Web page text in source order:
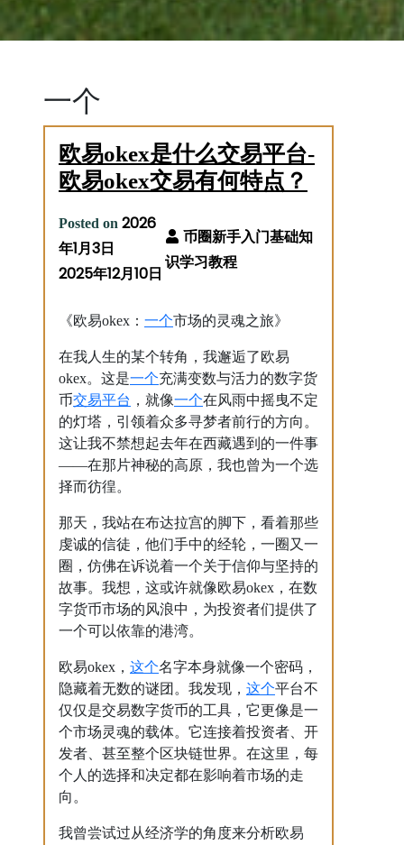
一个
欧易okex是什么交易平台-
欧易okex交易有何特点？
Posted on 2026
年1月3日
2025年12月10日
《欧易okex： 一个市场的灵魂之旅》
在我人生的某个转角，我邂逅了欧易
okex。这是一个充满变数与活力的数字货
币交易平台 ，就像一个在风雨中摇曳不定
的灯塔，引领着众多寻梦者前行的方向。
这让我不禁想起去年在西藏遇到的一件事
——在那片神秘的高原，我也曾为一个选
择而彷徨。
那天，我站在布达拉宫的脚下，看着那些
虔诚的信徒，他们手中的经轮，一圈又一
圈，仿佛在诉说着一个关于信仰与坚持的
故事。我想，这或许就像欧易okex，在数
字货币市场的风浪中，为投资者们提供了
一个可以依靠的港湾。
欧易okex， 这个名字本身就像一个密码，
隐藏着无数的谜团。我发现， 这个平台不
仅仅是交易数字货币的工具，它更像是一
个市场灵魂的载体。它连接着投资者、开
发者、甚至整个区块链世界。在这里，每
个人的选择和决定都在影响着市场的走
向。
我曾尝试过从经济学的角度来分析欧易